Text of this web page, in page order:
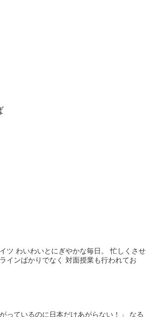
ツ わいわいとにぎやかな毎日。 忙しくさせ
インばかりでなく 対面授業も行われてお
っているのに日本だけあがらない！」 なる